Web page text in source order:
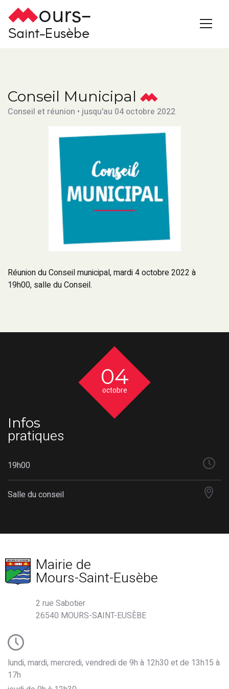
ours-
Saint-Eusèbe
Conseil Municipal
Conseil et réunion • jusqu'au 04 octobre 2022
Réunion du Conseil municipal, mardi 4 octobre 2022 à
19h00, salle du Conseil.
04
octobre
Infos
pratiques
19h00
Salle du conseil
Mairie de
Mours-Saint-Eusèbe
2 rue Sabotier
26540 MOURS-SAINT-EUSÈBE
lundi, mardi, mercredi, vendredi de 9h à 12h30 et de 13h15 à
17h